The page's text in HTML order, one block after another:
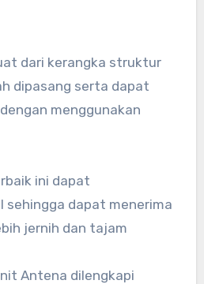
dari kerangka struktur
dipasang serta dapat
menggunakan
ini dapat
sehingga dapat menerima
jernih dan tajam
Antena dilengkapi